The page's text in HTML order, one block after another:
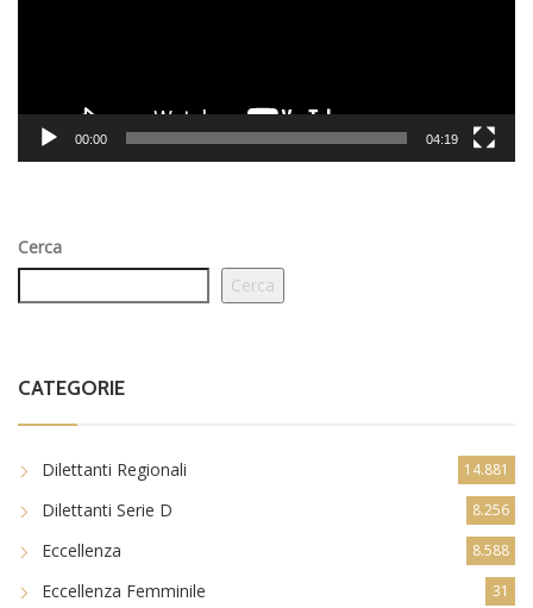
00:00 04:19
Cerca
Cerca
CATEGORIE
Dilettanti Regionali 14.881
Dilettanti Serie D 8.256
Eccellenza 8.588
Eccellenza Femminile 31